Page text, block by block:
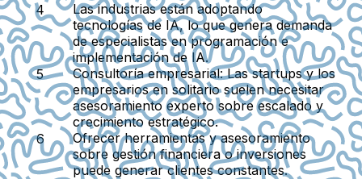
Las industrias están adoptando
tecnologías de IA, lo que genera demanda
de especialistas en programación e
implementación de IA.
Consultoría empresarial:Las startups y los
empresarios en solitario suelen necesitar
asesoramiento experto sobre escalado y
crecimiento estratégico.
Ofrecer herramientas y asesoramiento
sobre gestión financiera o inversiones
puede generar clientes constantes.